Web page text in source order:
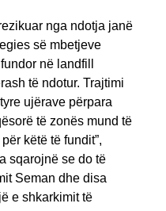
nga ndotja janë
së mbetjeve
në landfill
të ndotur. Trajtimi
ujërave përpara
të zonës mund të
këtë të fundit”,
sqarojnë se do të
Seman dhe disa
e shkarkimit të